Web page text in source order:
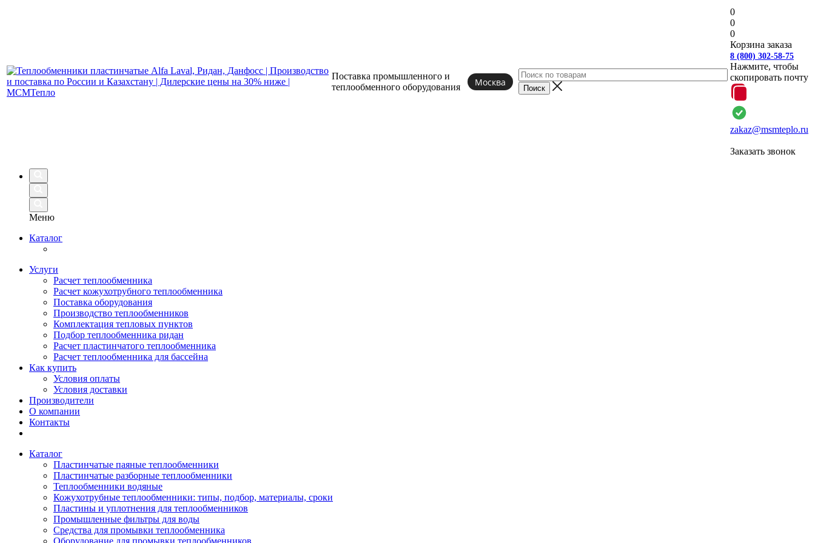
Поставка промышленного и
теплообменного оборудования Москва
0
0
0
Корзина заказа
8 (800) 302-58-75
Нажмите, чтобы
скопировать почту
zakaz@msmteplo.ru
Заказать звонок
Меню
Каталог
Услуги
Расчет теплообменника
Расчет кожухотрубного теплообменника
Поставка оборудования
Производство теплообменников
Комплектация тепловых пунктов
Подбор теплообменника ридан
Расчет пластинчатого теплообменника
Расчет теплообменника для бассейна
Как купить
Условия оплаты
Условия доставки
Производители
О компании
Контакты
Каталог
Пластинчатые паяные теплообменники
Пластинчатые разборные теплообменники
Теплообменники водяные
Кожухотрубные теплообменники: типы, подбор, материалы, сроки
Пластины и уплотнения для теплообменников
Промышленные фильтры для воды
Средства для промывки теплообменника
Оборудование для промывки теплообменников